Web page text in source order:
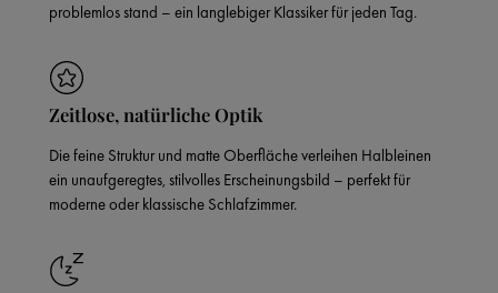
problemlos stand – ein langlebiger Klassiker für jeden Tag.
Zeitlose, natürliche Optik
Die feine Struktur und matte Oberfläche verleihen Halbleinen
ein unaufgeregtes, stilvolles Erscheinungsbild – perfekt für
moderne oder klassische Schlafzimmer.